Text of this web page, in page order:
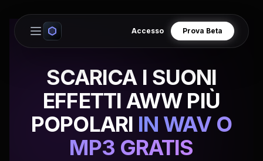
Open main menu
Accesso Prova Beta
SCARICA I SUONI
EFFETTI AWW PIÙ
POPOLARI IN WAV O
MP3 GRATIS